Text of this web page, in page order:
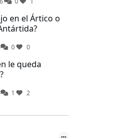
en el Ártico o
0 0
le queda
1 2